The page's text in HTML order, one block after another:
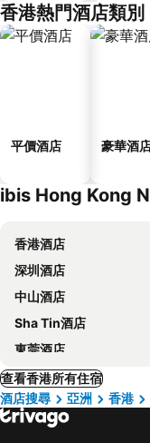
香港熱門酒店類別
平價酒店 豪華酒
ibis Hong Kong
香港酒店
深圳酒店
中山酒店
Sha Tin酒店
東莞酒店
查看香港所有住宿
酒店搜尋
亞洲 香港